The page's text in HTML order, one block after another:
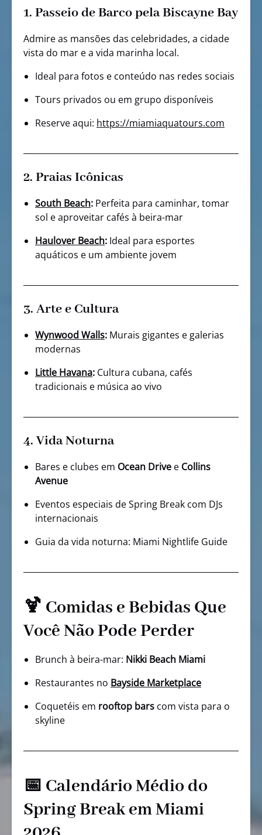
1. Passeio de Barco pela Biscayne Bay
Admire as mansões das celebridades, a cidade
vista do mar e a vida marinha local.
Ideal para fotos e conteúdo nas redes sociais
Tours privados ou em grupo disponíveis
Reserve aqui: https://miamiaquatours.com
2. Praias Icônicas
South Beach: Perfeita para caminhar, tomar
sol e aproveitar cafés à beira-mar
Haulover Beach: Ideal para esportes
aquáticos e um ambiente jovem
3. Arte e Cultura
Wynwood Walls: Murais gigantes e galerias
modernas
Little Havana: Cultura cubana, cafés
tradicionais e música ao vivo
4. Vida Noturna
Bares e clubes em Ocean Drive e Collins
Avenue
Eventos especiais de Spring Break com DJs
internacionais
Guia da vida noturna: Miami Nightlife Guide
🍹 Comidas e Bebidas Que
Você Não Pode Perder
Brunch à beira-mar: Nikki Beach Miami
Restaurantes no Bayside Marketplace
Coquetéis em rooftop bars com vista para o
skyline
📅 Calendário Médio do
Spring Break em Miami